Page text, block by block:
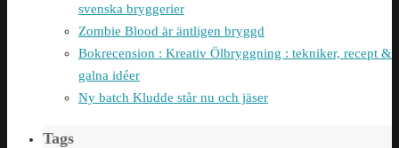
svenska bryggerier
Zombie Blood är äntligen bryggd
Bokrecension : Kreativ Ölbryggning : tekniker, recept &
galna idéer
Ny batch Kludde står nu och jäser
Tags